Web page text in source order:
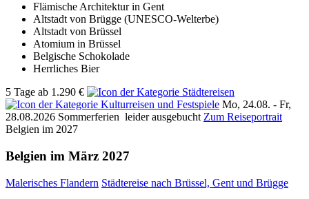
Flämische Architektur in Gent
Altstadt von Brügge (UNESCO-Welterbe)
Altstadt von Brüssel
Atomium in Brüssel
Belgische Schokolade
Herrliches Bier
5 Tage ab 1.290 €
Mo, 24.08. - Fr,
28.08.2026 Sommerferien leider ausgebucht Zum Reiseportrait
Belgien im 2027
Belgien im März 2027
Malerisches Flandern Städtereise nach Brüssel, Gent und Brügge